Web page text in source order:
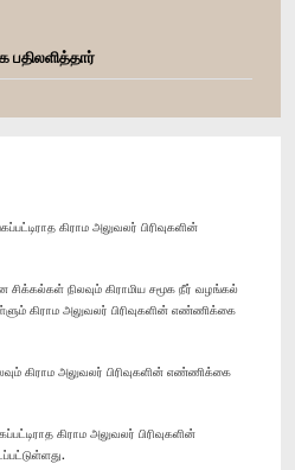
கிராம அலுவலர் பிரிவுகளின்
நிலவும் கிராமிய சமூக நீர் வழங்கல்
கிராம அலுவலர் பிரிவுகளின் எண்ணிக்கை
அலுவலர் பிரிவுகளின் எண்ணிக்கை
கிராம அலுவலர் பிரிவுகளின்